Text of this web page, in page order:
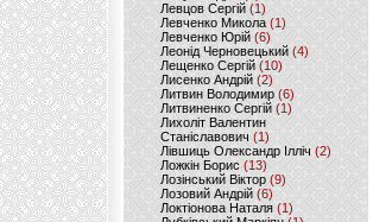
Левцов Сергій (1)
Левченко Микола (1)
Левченко Юрій (6)
Леонід Черновецький (4)
Лещенко Сергій (10)
Лисенко Андрій (2)
Литвин Володимир (6)
Литвиненко Сергій (1)
Лихоліт Валентин
Станіславович (1)
Лівшиць Олександр Ілліч (2)
Ложкін Борис(13)
Лозінський Віктор(9)
Лозовий Андрій (6)
Локтіонова Наталя (1)